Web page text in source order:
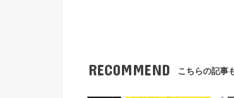
RECOMMEND こちらの記事